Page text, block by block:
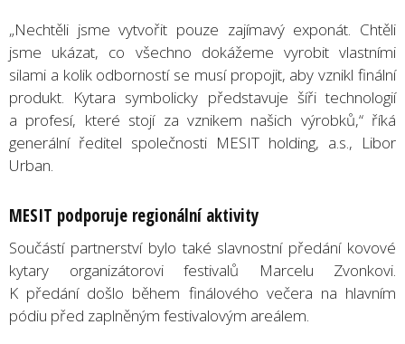
„Nechtěli jsme vytvořit pouze zajímavý exponát. Chtěli
jsme ukázat, co všechno dokážeme vyrobit vlastními
silami a kolik odborností se musí propojit, aby vznikl finální
produkt. Kytara symbolicky představuje šíři technologií
a profesí, které stojí za vznikem našich výrobků,“ říká
generální ředitel společnosti MESIT holding, a.s., Libor
Urban.
MESIT podporuje regionální aktivity
Součástí partnerství bylo také slavnostní předání kovové
kytary organizátorovi festivalů Marcelu Zvonkovi.
K předání došlo během finálového večera na hlavním
pódiu před zaplněným festivalovým areálem.